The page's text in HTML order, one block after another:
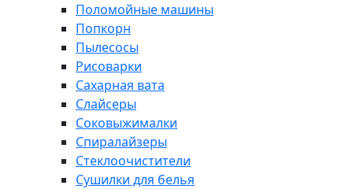
Поломойные машины
Попкорн
Пылесосы
Рисоварки
Сахарная вата
Слайсеры
Соковыжималки
Спиралайзеры
Стеклоочистители
Сушилки для белья